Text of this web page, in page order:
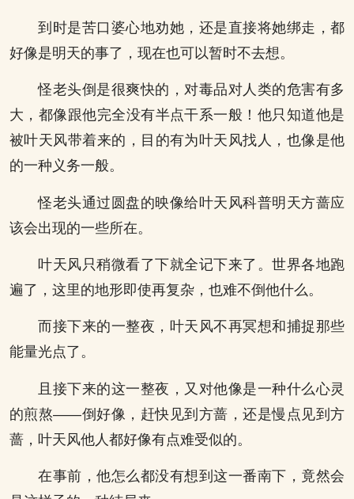
到时是苦口婆心地劝她，还是直接将她绑走，都
好像是明天的事了，现在也可以暂时不去想。
怪老头倒是很爽快的，对毒品对人类的危害有多
大，都像跟他完全没有半点干系一般！他只知道他是
被叶天风带着来的，目的有为叶天风找人，也像是他
的一种义务一般。
怪老头通过圆盘的映像给叶天风科普明天方蔷应
该会出现的一些所在。
叶天风只稍微看了下就全记下来了。世界各地跑
遍了，这里的地形即使再复杂，也难不倒他什么。
而接下来的一整夜，叶天风不再冥想和捕捉那些
能量光点了。
且接下来的这一整夜，又对他像是一种什么心灵
的煎熬——倒好像，赶快见到方蔷，还是慢点见到方
蔷，叶天风他人都好像有点难受似的。
在事前，他怎么都没有想到这一番南下，竟然会